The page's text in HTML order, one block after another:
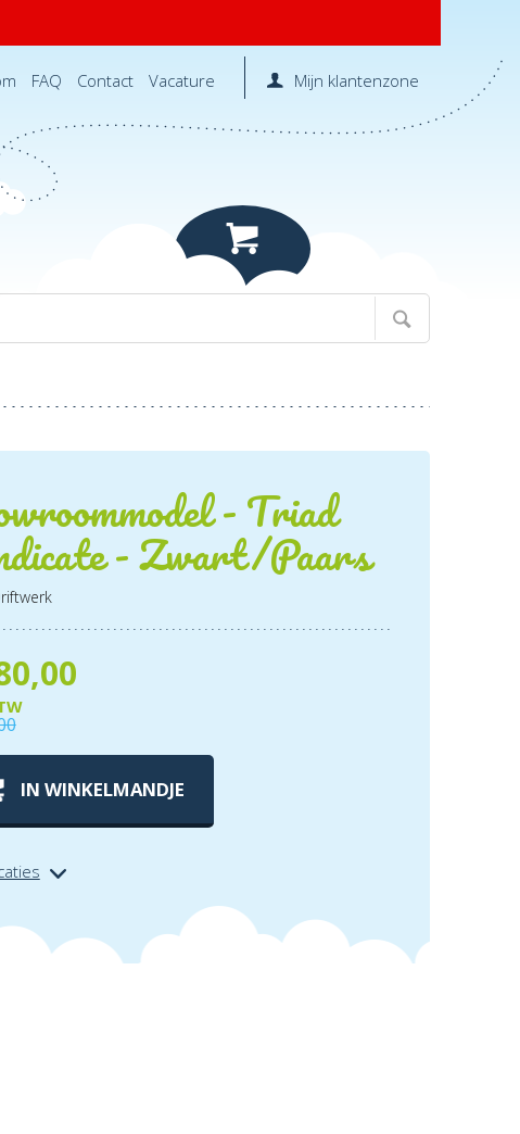
FAQ Contact Vacature Mijn klantenzone
- Triad
- Zwart/Paars
IN WINKELMANDJE